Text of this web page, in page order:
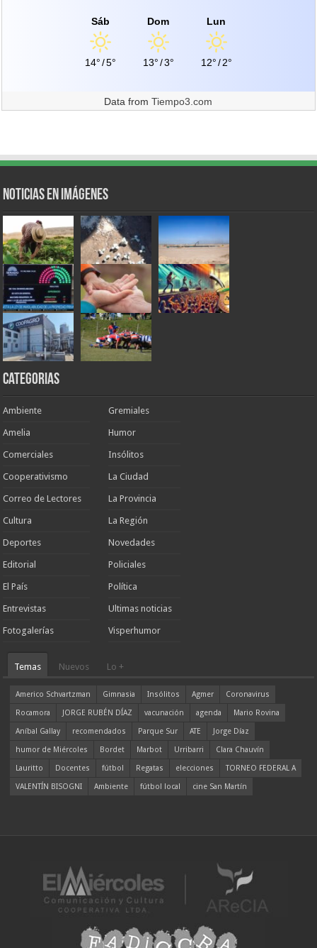
Sáb
14°/5°
Dom
13°/3°
Lun
12°/2°
Data fromTiempo3.com
Noticias en Imágenes
Categorias
Ambiente
Amelia
Comerciales
Cooperativismo
Correo de Lectores
Cultura
Deportes
Editorial
El País
Entrevistas
Fotogalerías
Gremiales
Humor
Insólitos
La Ciudad
La Provincia
La Región
Novedades
Policiales
Política
Ultimas noticias
Visperhumor
Temas Nuevos Lo +
Americo Schvartzman Gimnasia Insólitos Agmer
Coronavirus
Rocamora
JORGE RUBÉN DÍAZ vacunación agenda
Mario Rovina
Aníbal Gallay
recomendados Parque Sur ATE
Jorge Díaz
humor de Miércoles
Bordet Marbot Urribarri
Clara Chauvín
Lauritto
Docentes fútbol Regatas elecciones
TORNEO FEDERAL A
VALENTÍN BISOGNI
Ambiente fútbol local cine San Martín